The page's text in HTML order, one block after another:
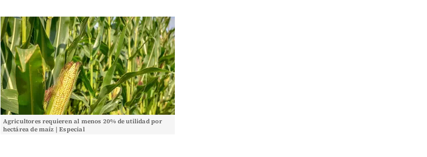
Agricultores requieren al menos 20% de utilidad por
hectárea de maíz | Especial